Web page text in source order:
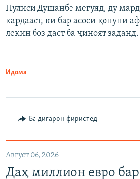
Пулиси Душанбе мегӯяд, ду
кардааст, ки бар асоси қонуни
лекин боз даст ба ҷиноят заданд.
Идома
Ба дигарон фиристед
Август 06, 2026
Даҳ миллион евро